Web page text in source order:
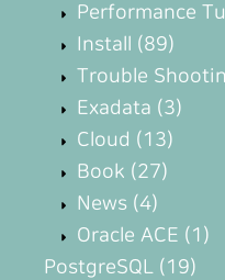
Performance
Install (89)
Trouble
Exadata (3)
Cloud (13)
Book (27)
News (4)
Oracle ACE (1)
PostgreSQL (19)